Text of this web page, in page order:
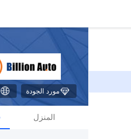
مورد الجودة
المنزل